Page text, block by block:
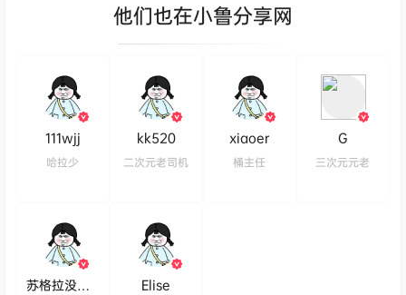
他们也在小鲁分享网
111wjj
哈拉少
kk520
二次元老司机
xiaoer
桶主任
G
三次元元老
苏格拉没有底 Elise